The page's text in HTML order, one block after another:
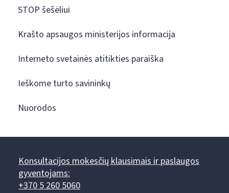
STOP šešėliui
Krašto apsaugos ministerijos informacija
Interneto svetainės atitikties paraiška
Ieškome turto savininkų
Nuorodos
Konsultacijos mokesčių klausimais ir paslaugos
gyventojams:
+370 5 260 5060